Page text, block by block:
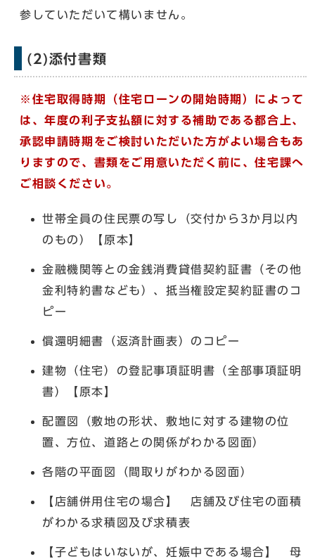
参していただいて構いません。
(2)添付書類
※住宅取得時期（住宅ローンの開始時期）によって
は、年度の利子支払額に対する補助である都合上、
承認申請時期をご検討いただいた方がよい場合もあ
りますので、書類をご用意いただく前に、住宅課へ
ご相談ください。
世帯全員の住民票の写し（交付から3か月以内
のもの）【原本】
金融機関等との金銭消費貸借契約証書（その他
金利特約書なども）、抵当権設定契約証書のコ
ピー
償還明細書（返済計画表）のコピー
建物（住宅）の登記事項証明書（全部事項証明
書）【原本】
配置図（敷地の形状、敷地に対する建物の位
置、方位、道路との関係がわかる図面）
各階の平面図（間取りがわかる図面）
【店舗併用住宅の場合】 店舗及び住宅の面積
がわかる求積図及び求積表
【子どもはいないが、妊娠中である場合】 母